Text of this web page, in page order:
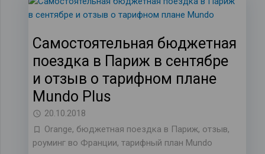
Самостоятельная бюджетная
поездка в Париж в сентябре
и отзыв о тарифном плане
Mundo Plus
20.10.2018
Orange, бюджетная поездка в Париж, отзыв,
роуминг во Франции, тарифный план Mundo